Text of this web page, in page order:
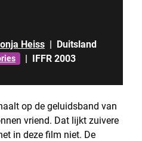
Heiss | Duitsland
| IFFR 2003
op de geluidsband van
vriend. Dat lijkt zuivere
in deze film niet. De